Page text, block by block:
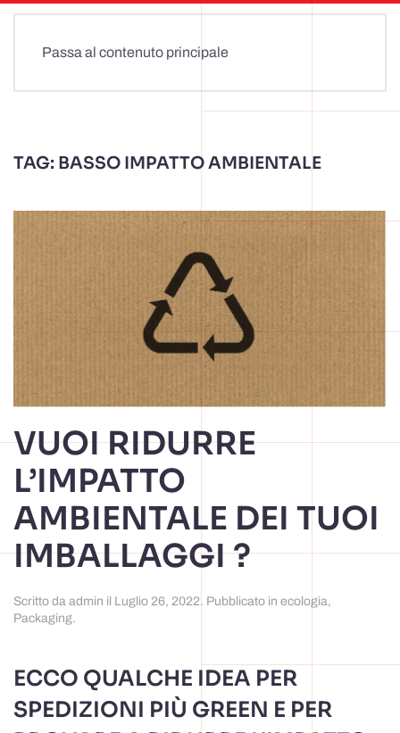
Passa al contenuto principale
TAG: BASSO IMPATTO AMBIENTALE
VUOI RIDURRE
L’IMPATTO
AMBIENTALE DEI TUOI
IMBALLAGGI ?
Scritto da admin il Luglio 26, 2022. Pubblicato in ecologia,
Packaging.
ECCO QUALCHE IDEA PER
SPEDIZIONI PIÙ GREEN E PER